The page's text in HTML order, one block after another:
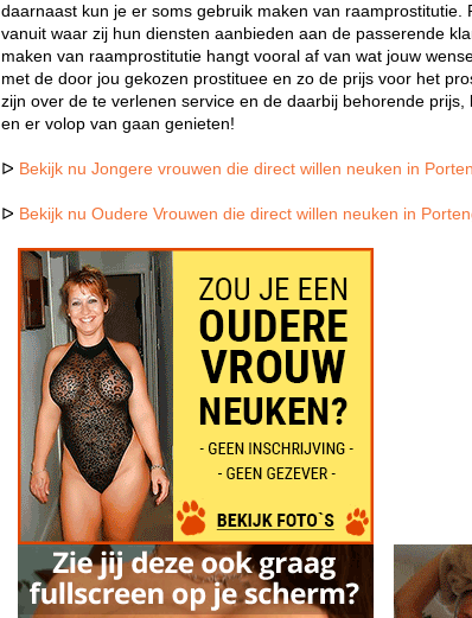
daarnaast kun je er soms gebruik maken van
vanuit waar zij hun diensten aanbieden aan de passerende
maken van raamprostitutie hangt vooral af van wat jouw
met de door jou gekozen prostituee en zo de prijs voor het
zijn over de te verlenen service en de daarbij behorende
en er volop van gaan genieten!
ᐅ Bekijk nu Jongere vrouwen die direct willen neuken in
ᐅ Bekijk nu Oudere Vrouwen die direct willen neuken in